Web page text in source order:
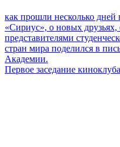
как прошли несколько дней
«Сириус», о новых
представителями
стран мира поделился в
Академии.
Первое заседание